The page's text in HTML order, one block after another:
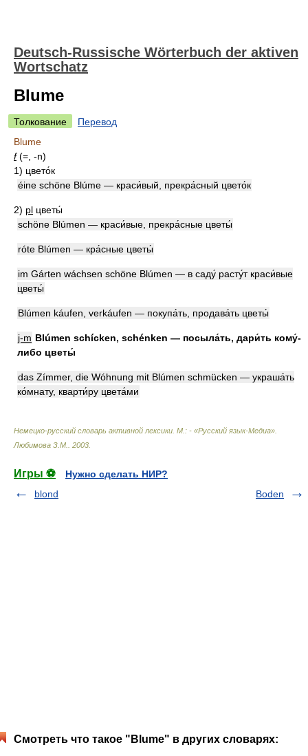
Deutsch-Russische Wörterbuch der aktiven
Wortschatz
Blume
Толкование
Перевод
Blume
f(=, -n)
1) цвето́к
éine schöne Blúme — краси́вый, прекра́сный цвето́к
2) pl цветы́
schöne Blúmen — краси́вые, прекра́сные цветы́
róte Blúmen — кра́сные цветы́
im Gárten wáchsen schöne Blúmen — в саду́ расту́т краси́вые
цветы́
Blúmen káufen, verkáufen — покупа́ть, продава́ть цветы́
j-m Blúmen schícken, schénken — посыла́ть, дари́ть кому́-
либо цветы́
das Zímmer, die Wóhnung mit Blúmen schmücken — украша́ть
ко́мнату, кварти́ру цвета́ми
Немецко-русский словарь активной лексики. М.: - «Русский язык-Медиа»
Любимова З.М.
2003
Игры ⚽
Нужно сделать НИР?
blond
Boden
Смотреть что такое "Blume" в других словарях: